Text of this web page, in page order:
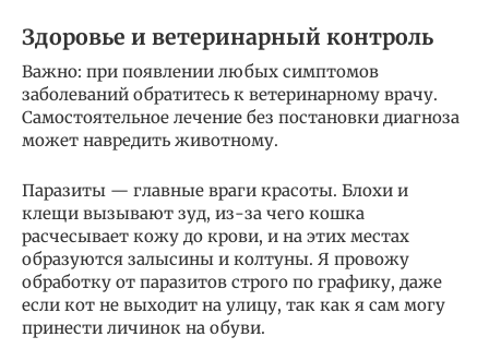
Здоровье и ветеринарный контроль
Важно: при появлении любых симптомов
заболеваний обратитесь к ветеринарному врачу.
Самостоятельное лечение без постановки диагноза
может навредить животному.
Паразиты — главные враги красоты. Блохи и
клещи вызывают зуд, из-за чего кошка
расчесывает кожу до крови, и на этих местах
образуются залысины и колтуны. Я провожу
обработку от паразитов строго по графику, даже
если кот не выходит на улицу, так как я сам могу
принести личинок на обуви.